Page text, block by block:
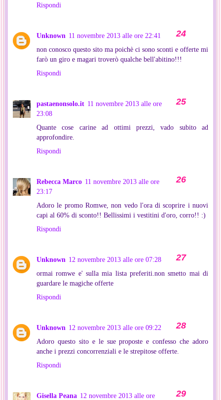
Rispondi
Unknown 11 novembre 2013 alle ore 22:41
non conosco questo sito ma poichè ci sono sconti e offerte mi
farò un giro e magari troverò qualche bell'abitino!!!
Rispondi
pastaenonsolo.it 11 novembre 2013 alle ore
23:08
Quante cose carine ad ottimi prezzi, vado subito ad
approfondire.
Rispondi
Rebecca Marco 11 novembre 2013 alle ore
23:17
Adoro le promo Romwe, non vedo l'ora di scoprire i nuovi
capi al 60% di sconto!! Bellissimi i vestitini d'oro, corro!! :)
Rispondi
Unknown 12 novembre 2013 alle ore 07:28
ormai romwe e' sulla mia lista preferiti.non smetto mai di
guardare le magiche offerte
Rispondi
Unknown 12 novembre 2013 alle ore 09:22
Adoro questo sito e le sue proposte e confesso che adoro
anche i prezzi concorrenziali e le strepitose offerte.
Rispondi
Gisella Peana 12 novembre 2013 alle ore